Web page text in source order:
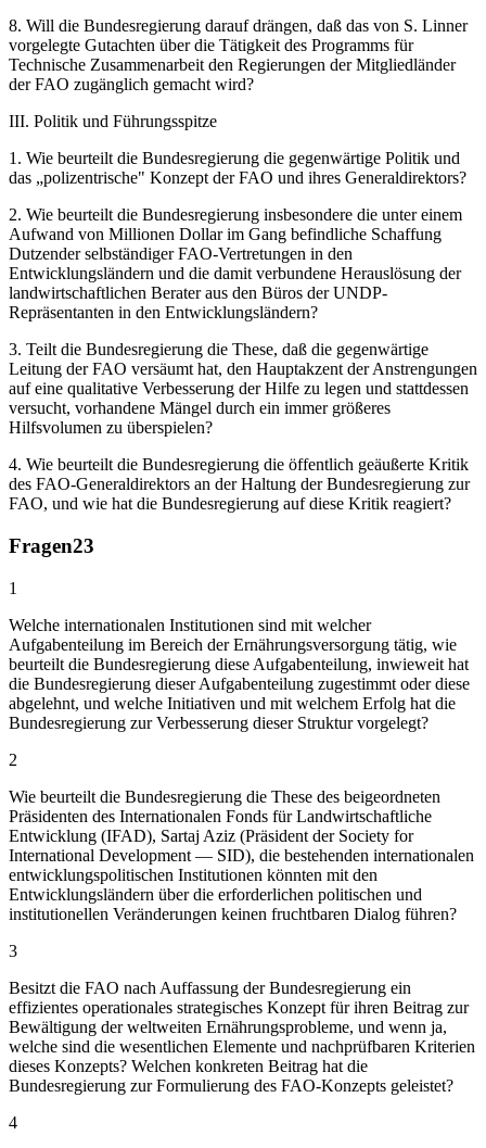
8. Will die Bundesregierung darauf drängen, daß das von S. Linner
vorgelegte Gutachten über die Tätigkeit des Programms für
Technische Zusammenarbeit den Regierungen der Mitgliedländer
der FAO zugänglich gemacht wird?
III. Politik und Führungsspitze
1. Wie beurteilt die Bundesregierung die gegenwärtige Politik und
das „polizentrische" Konzept der FAO und ihres Generaldirektors?
2. Wie beurteilt die Bundesregierung insbesondere die unter einem
Aufwand von Millionen Dollar im Gang befindliche Schaffung
Dutzender selbständiger FAO-Vertretungen in den
Entwicklungsländern und die damit verbundene Herauslösung der
landwirtschaftlichen Berater aus den Büros der UNDP-
Repräsentanten in den Entwicklungsländern?
3. Teilt die Bundesregierung die These, daß die gegenwärtige
Leitung der FAO versäumt hat, den Hauptakzent der Anstrengungen
auf eine qualitative Verbesserung der Hilfe zu legen und stattdessen
versucht, vorhandene Mängel durch ein immer größeres
Hilfsvolumen zu überspielen?
4. Wie beurteilt die Bundesregierung die öffentlich geäußerte Kritik
des FAO-Generaldirektors an der Haltung der Bundesregierung zur
FAO, und wie hat die Bundesregierung auf diese Kritik reagiert?
Fragen23
1
Welche internationalen Institutionen sind mit welcher
Aufgabenteilung im Bereich der Ernährungsversorgung tätig, wie
beurteilt die Bundesregierung diese Aufgabenteilung, inwieweit hat
die Bundesregierung dieser Aufgabenteilung zugestimmt oder diese
abgelehnt, und welche Initiativen und mit welchem Erfolg hat die
Bundesregierung zur Verbesserung dieser Struktur vorgelegt?
2
Wie beurteilt die Bundesregierung die These des beigeordneten
Präsidenten des Internationalen Fonds für Landwirtschaftliche
Entwicklung (IFAD), Sartaj Aziz (Präsident der Society for
International Development — SID), die bestehenden internationalen
entwicklungspolitischen Institutionen könnten mit den
Entwicklungsländern über die erforderlichen politischen und
institutionellen Veränderungen keinen fruchtbaren Dialog führen?
3
Besitzt die FAO nach Auffassung der Bundesregierung ein
effizientes operationales strategisches Konzept für ihren Beitrag zur
Bewältigung der weltweiten Ernährungsprobleme, und wenn ja,
welche sind die wesentlichen Elemente und nachprüfbaren Kriterien
dieses Konzepts? Welchen konkreten Beitrag hat die
Bundesregierung zur Formulierung des FAO-Konzepts geleistet?
4